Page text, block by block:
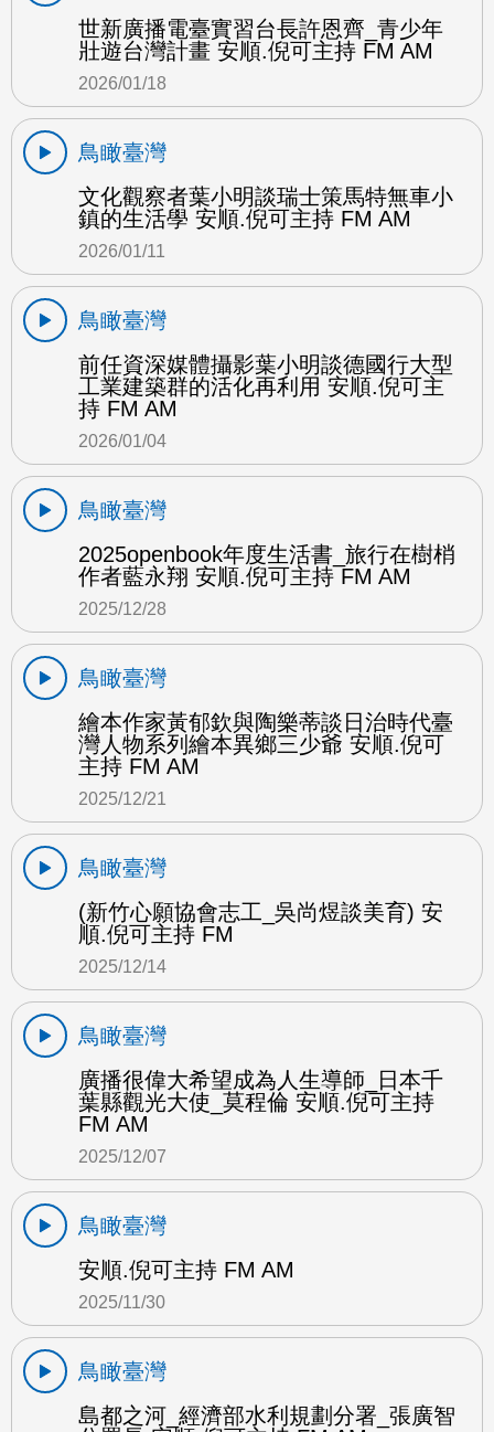
世新廣播電臺實習台長許恩齊_青少年
壯遊台灣計畫 安順.倪可主持 FM AM
2026/01/18
鳥瞰臺灣
文化觀察者葉小明談瑞士策馬特無車小
鎮的生活學 安順.倪可主持 FM AM
2026/01/11
鳥瞰臺灣
前任資深媒體攝影葉小明談德國行大型
工業建築群的活化再利用 安順.倪可主
持 FM AM
2026/01/04
鳥瞰臺灣
2025openbook年度生活書_旅行在樹梢
作者藍永翔 安順.倪可主持 FM AM
2025/12/28
鳥瞰臺灣
繪本作家黃郁欽與陶樂蒂談日治時代臺
灣人物系列繪本異鄉三少爺 安順.倪可
主持 FM AM
2025/12/21
鳥瞰臺灣
(新竹心願協會志工_吳尚煜談美育) 安
順.倪可主持 FM
2025/12/14
鳥瞰臺灣
廣播很偉大希望成為人生導師_日本千
葉縣觀光大使_莫程倫 安順.倪可主持
FM AM
2025/12/07
鳥瞰臺灣
安順.倪可主持 FM AM
2025/11/30
鳥瞰臺灣
島都之河_經濟部水利規劃分署_張廣智